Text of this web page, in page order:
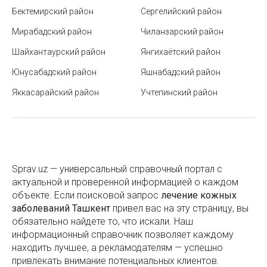
Стоматологическая помощь
Термолифтинг
Травматология
Ультразвуковые исследования
Фитобары
Фумигация
Центры репродуктологии
Цитологические исследования
Покупка квартиры на стадии котлована: выгода и
риски
Солнечные панели - временный тренд или
будущее
Накопительные бонусные карты в Узбекистане
Станция метро Дружба народов
Посольства и консульства Республики Узбекистан
за рубежом
Как составить личный финансовый план на год и
придерживаться его
Срок годности пищевых продуктов
Бектемирский район
Мирабадский район
Сергелийский район
Чиланзарский район
Шайхантаурский район
Юнусабадский район
Яккасарайский район
Янгихаётский район
Яшнабадский район
Учтепинский район
Sprav.uz — универсальный справочный портал с
актуальной и проверенной информацией о каждом
объекте. Если поисковой запроc лечение кожных
заболеваний Ташкент привел вас на эту страницу, вы
обязательно найдете то, что искали. Наш
информационный справочник позволяет каждому
находить лучшее, а рекламодателям — успешно
привлекать внимание потенциальных клиентов.